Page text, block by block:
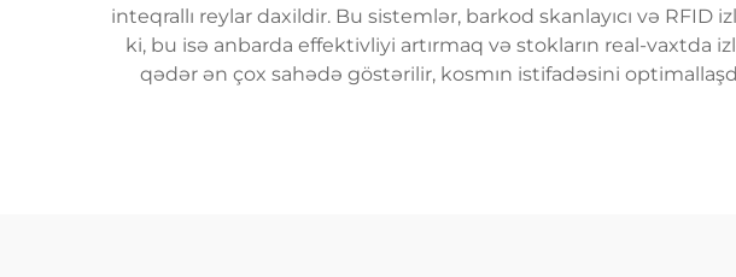
inteqrallı reylar daxildir. Bu sistemlər, barkod skanlayıcı və
ki, bu isə anbarda effektivliyi artırmaq və stokların real-vaxtda
qədər ən çox sahədə göstərilir, kosmın istifadəsini